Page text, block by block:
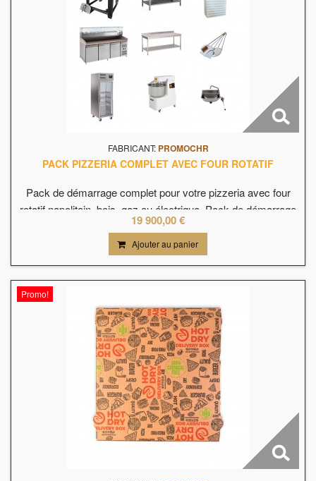
FABRICANT: PROMOCHR
PACK PIZZERIA COMPLET AVEC FOUR ROTATIF
Pack de démarrage complet pour votre pizzeria avec four
rotatif napolitain, bois, gaz ou électrique. Pack de démarrage
complet à partir de 19900€ HT (avec un four à bois rotatif
napolitain de 90cm de Ø soit 4-5 pizzas de 33cm), jamais vu
à ce prix là. Démarrez votre activité avec de pack de matériel
pour pizzeria complet : Four à pizza rotatif napolitain...
19 900,00 €
Ajouter au panier
Promo!